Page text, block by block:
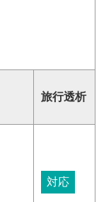
旅行透析
対応